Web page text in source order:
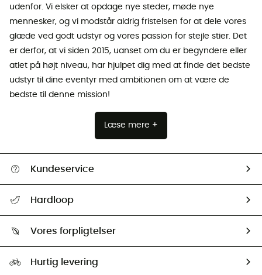
udenfor. Vi elsker at opdage nye steder, møde nye
mennesker, og vi modstår aldrig fristelsen for at dele vores
glæde ved godt udstyr og vores passion for stejle stier. Det
er derfor, at vi siden 2015, uanset om du er begyndere eller
atlet på højt niveau, har hjulpet dig med at finde det bedste
udstyr til dine eventyr med ambitionen om at være de
bedste til denne mission!
Læse mere +
Kundeservice
Returnering & Tilbagebetaling
Hardloop
Our ambassadors
Vores forpligtelser
Second hand
Hurtig levering